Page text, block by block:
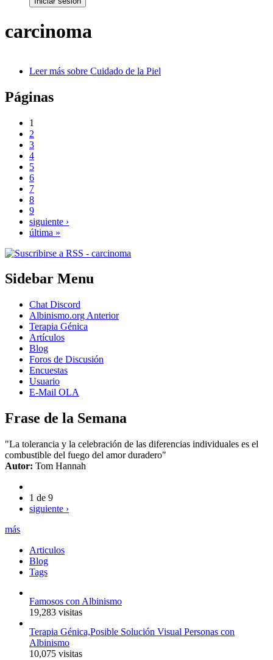
carcinoma
Leer más sobre Cuidado de la Piel
Páginas
1
2
3
4
5
6
7
8
9
siguiente ›
última »
Sidebar Menu
Chat Discord
Albinismo.org Anterior
Terapia Génica
Artículos
Blog
Foros de Discusión
Encuestas
Usuario
E-Mail OLA
Frase de la Semana
"La tolerancia y la celebración de las diferencias individuales es el
combustible del fuego del amor duradero"
Autor: Tom Hannah
1 de 9
siguiente ›
más
Articulos
Blog
Tags
Famosos con Albinismo
19,283 visitas
Terapia Génica,Posible Solución Visual Personas con
Albinismo
10,075 visitas